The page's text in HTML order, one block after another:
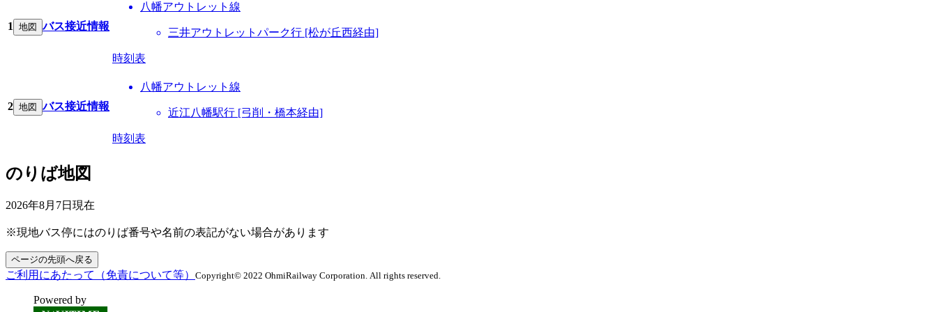
1 地図 バス接近情報
八幡アウトレット線
三井アウトレットパーク行 [松が丘西経由]
時刻表
2 地図 バス接近情報
八幡アウトレット線
近江八幡駅行 [弓削・橋本経由]
時刻表
のりば地図
2026年8月7日 現在
※現地バス停にはのりば番号や名前の表記がない場合があります
ページの先頭へ戻る
ご利用にあたって（免責について等） Copyright© 2022 OhmiRailway Corporation. All rights reserved.
Powered by